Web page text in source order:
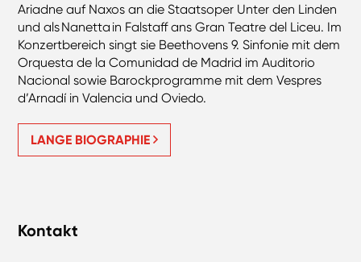
Ariadne auf Naxos an die Staatsoper Unter den Linden
und als Nanetta in Falstaff ans Gran Teatre del Liceu. Im
Konzertbereich singt sie Beethovens 9. Sinfonie mit dem
Orquesta de la Comunidad de Madrid im Auditorio
Nacional sowie Barockprogramme mit dem Vespres
d’Arnadí in Valencia und Oviedo.
LANGE BIOGRAPHIE
Kontakt